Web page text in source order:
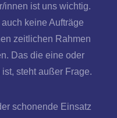
innen ist uns wichtig.
keine Aufträge
zeitlichen Rahmen
Das die eine oder
steht außer Frage.
schonende Einsatz